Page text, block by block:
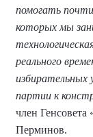
помогать
которых мы
реального
избирательных
партии к
член Генсовета
Перминов.